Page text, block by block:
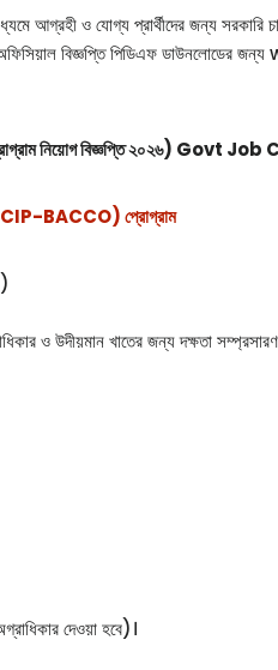
আগ্রহী ও যোগ্য প্রার্থীদের জন্য সরকারি
ও অফিসিয়াল বিজ্ঞপ্তি পিডিএফ
প্রোগ্রাম নিয়োগ বিজ্ঞপ্তি ২০২৬)
BACCO) প্রোগ্রাম
ও উদীয়মান খাতের জন্য দক্ষতা সম্প্রসারণ
দেওয়া হবে)।